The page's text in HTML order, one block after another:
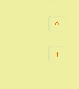
8
4